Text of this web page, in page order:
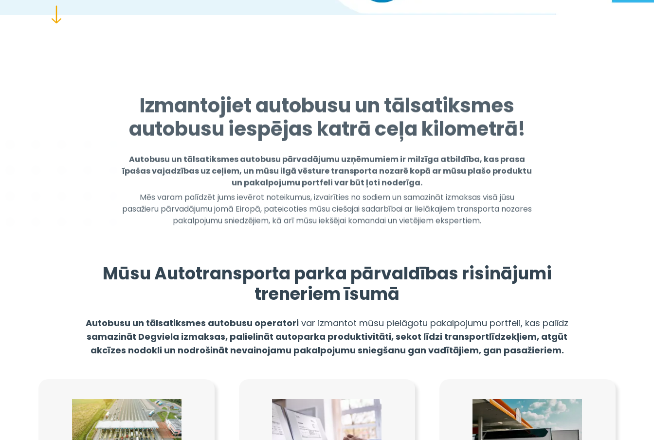
autobusu iespējas katrā ceļa kilometrā!
Autobusu un tālsatiksmes autobusu pārvadājumu uzņēmumiem ir milzīga atbildība, kas prasa
un pakalpojumu portfeli var būt ļoti noderīga.
Mēs varam palīdzēt jums ievērot noteikumus, izvairīties no sodiem un samazināt izmaksas visā jūsu
pasažieru pārvadājumu jomā Eiropā, pateicoties mūsu ciešajai sadarbībai ar lielākajiem transporta nozares
pakalpojumu sniedzējiem, kā arī mūsu iekšējai komandai un vietējiem ekspertiem.
Mūsu Autotransporta parka pārvaldības risinājumi
treneriem īsumā
Autobusu un tālsatiksmes autobusu operatori var izmantot mūsu pielāgotu pakalpojumu portfeli, kas palīdz
samazināt Degviela izmaksas, palielināt autoparka produktivitāti, sekot līdzi transportlīdzekļiem, atgūt
akcīzes nodokli un nodrošināt nevainojamu pakalpojumu sniegšanu gan vadītājiem, gan pasažieriem.